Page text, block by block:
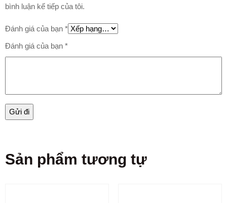
bình luận kế tiếp của tôi.
Đánh giá của bạn *
Đánh giá của bạn *
Sản phẩm tương tự